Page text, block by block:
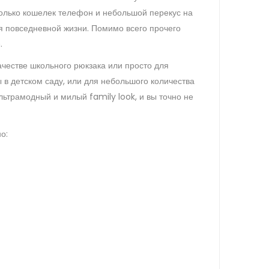
кошелек телефон и небольшой перекус на
жизни. Помимо всего прочего
школьного рюкзака или просто для
детском саду, или для небольшого количества
и милый family look, и вы точно не